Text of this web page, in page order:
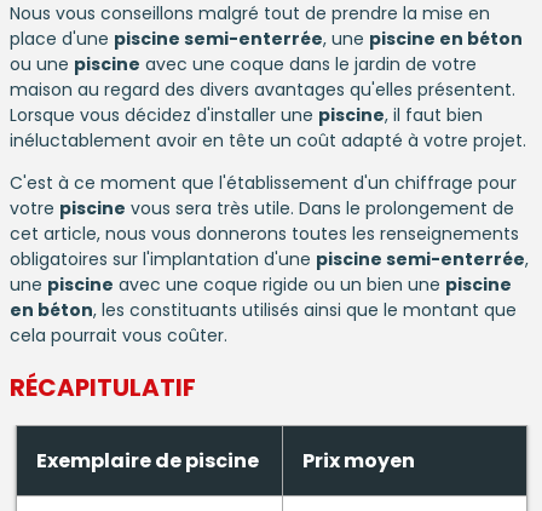
Nous vous conseillons malgré tout de prendre la mise en
place d'une piscine semi-enterrée, une piscine en béton
ou une piscine avec une coque dans le jardin de votre
maison au regard des divers avantages qu'elles présentent.
Lorsque vous décidez d'installer une piscine, il faut bien
inéluctablement avoir en tête un coût adapté à votre projet.
C'est à ce moment que l'établissement d'un chiffrage pour
votre piscine vous sera très utile. Dans le prolongement de
cet article, nous vous donnerons toutes les renseignements
obligatoires sur l'implantation d'une piscine semi-enterrée,
une piscine avec une coque rigide ou un bien une piscine
en béton, les constituants utilisés ainsi que le montant que
cela pourrait vous coûter.
RÉCAPITULATIF
Exemplaire de piscine Prix moyen